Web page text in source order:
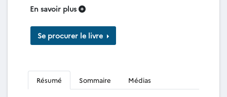
En savoir plus
Se procurer le livre
Résumé Sommaire Médias